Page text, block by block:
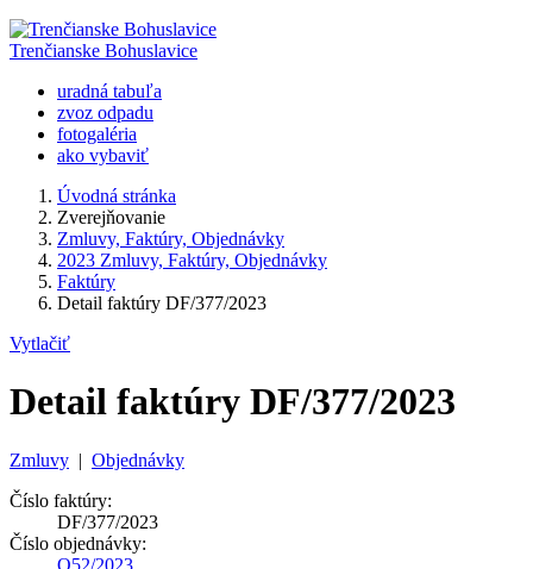
Trenčianske Bohuslavice
uradná tabuľa
zvoz odpadu
fotogaléria
ako vybaviť
Úvodná stránka
Zverejňovanie
Zmluvy, Faktúry, Objednávky
2023 Zmluvy, Faktúry, Objednávky
Faktúry
Detail faktúry DF/377/2023
Vytlačiť
Detail faktúry DF/377/2023
Zmluvy | Objednávky
Číslo faktúry:
DF/377/2023
Číslo objednávky:
O52/2023